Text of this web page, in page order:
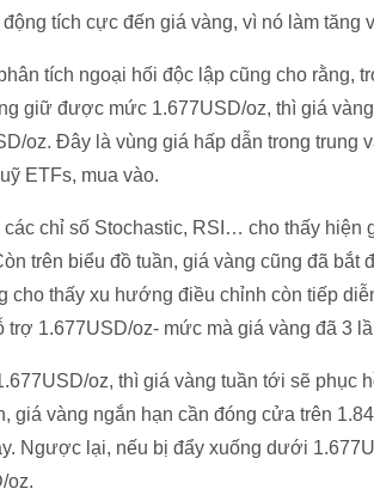
tích cực đến giá vàng, vì nó làm tăng
tích ngoại hối độc lập cũng cho rằng,
giữ được mức 1.677USD/oz, thì giá
oz. Đây là vùng giá hấp dẫn trong trung
ETFs, mua vào.
các chỉ số Stochastic, RSI… cho thấy hiện
trên biểu đồ tuần, giá vàng cũng đã
thấy xu hướng điều chỉnh còn tiếp
1.677USD/oz- mức mà giá vàng đã 3
oz, thì giá vàng tuần tới sẽ phục
giá vàng ngắn hạn cần đóng cửa trên
Ngược lại, nếu bị đẩy xuống dưới
oz.